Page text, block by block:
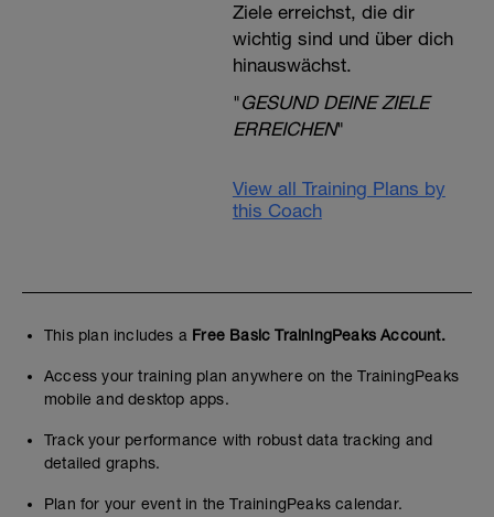
Ziele erreichst, die dir
wichtig sind und über dich
hinauswächst.
"GESUND DEINE ZIELE
ERREICHEN"
View all Training Plans by
this Coach
This plan includes a Free Basic TrainingPeaks Account.
Access your training plan anywhere on the TrainingPeaks
mobile and desktop apps.
Track your performance with robust data tracking and
detailed graphs.
Plan for your event in the TrainingPeaks calendar.